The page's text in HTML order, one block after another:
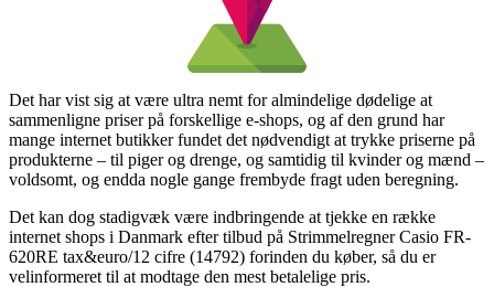
Det har vist sig at være ultra nemt for almindelige dødelige at
sammenligne priser på forskellige e-shops, og af den grund har
mange internet butikker fundet det nødvendigt at trykke priserne på
produkterne – til piger og drenge, og samtidig til kvinder og mænd –
voldsomt, og endda nogle gange frembyde fragt uden beregning.
Det kan dog stadigvæk være indbringende at tjekke en række
internet shops i Danmark efter tilbud på Strimmelregner Casio FR-
620RE tax&euro/12 cifre (14792) forinden du køber, så du er
velinformeret til at modtage den mest betalelige pris.